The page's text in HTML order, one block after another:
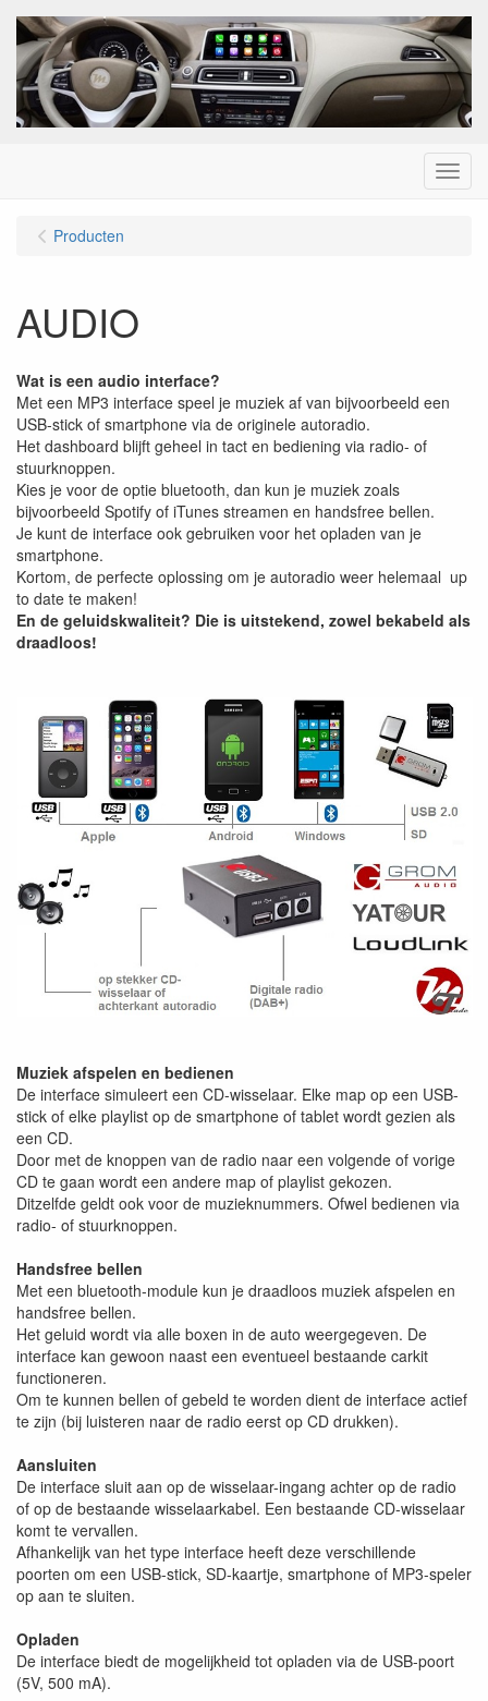
Menu
Producten
AUDIO
Wat is een audio interface?
Met een MP3 interface speel je muziek af van bijvoorbeeld een
USB-stick of smartphone via de originele autoradio.
Het dashboard blijft geheel in tact en bediening via radio- of
stuurknoppen.
Kies je voor de optie bluetooth, dan kun je muziek zoals
bijvoorbeeld Spotify of iTunes streamen en handsfree bellen.
Je kunt de interface ook gebruiken voor het opladen van je
smartphone.
Kortom, de perfecte oplossing om je autoradio weer helemaal up
to date te maken!
En de geluidskwaliteit? Die is uitstekend, zowel bekabeld als
draadloos!
Muziek afspelen en bedienen
De interface simuleert een CD-wisselaar. Elke map op een USB-
stick of elke playlist op de smartphone of tablet wordt gezien als
een CD.
Door met de knoppen van de radio naar een volgende of vorige
CD te gaan wordt een andere map of playlist gekozen.
Ditzelfde geldt ook voor de muzieknummers. Ofwel bedienen via
radio- of stuurknoppen.
Handsfree bellen
Met een bluetooth-module kun je draadloos muziek afspelen en
handsfree bellen.
Het geluid wordt via alle boxen in de auto weergegeven. De
interface kan gewoon naast een eventueel bestaande carkit
functioneren.
Om te kunnen bellen of gebeld te worden dient de interface actief
te zijn (bij luisteren naar de radio eerst op CD drukken).
Aansluiten
De interface sluit aan op de wisselaar-ingang achter op de radio
of op de bestaande wisselaarkabel. Een bestaande CD-wisselaar
komt te vervallen.
Afhankelijk van het type interface heeft deze verschillende
poorten om een USB-stick, SD-kaartje, smartphone of MP3-speler
op aan te sluiten.
Opladen
De interface biedt de mogelijkheid tot opladen via de USB-poort
(5V, 500 mA).